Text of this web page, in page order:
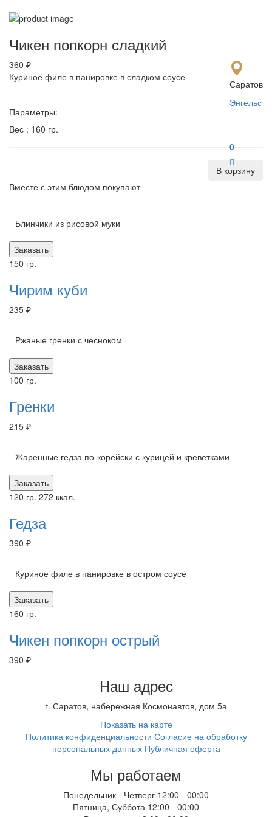
Саратов
Энгельс
0
Чикен попкорн сладкий
360 ₽
Куриное филе в панировке в сладком соусе
Параметры:
Вес : 160 гр.
В корзину
Вместе с этим блюдом покупают
Блинчики из рисовой муки
Заказать
150 гр.
Чирим куби
235 ₽
Ржаные гренки с чесноком
Заказать
100 гр.
Гренки
215 ₽
Жаренные гедза по-корейски с курицей и креветками
Заказать
120 гр. 272 ккал.
Гедза
390 ₽
Куриное филе в панировке в остром соусе
Заказать
160 гр.
Чикен попкорн острый
390 ₽
Наш адрес
г. Саратов, набережная Космонавтов, дом 5а
Показать на карте
Политика конфиденциальности Согласие на обработку
персональных данных Публичная оферта
Мы работаем
Понедельник - Четверг 12:00 - 00:00
Пятница, Суббота 12:00 - 00:00